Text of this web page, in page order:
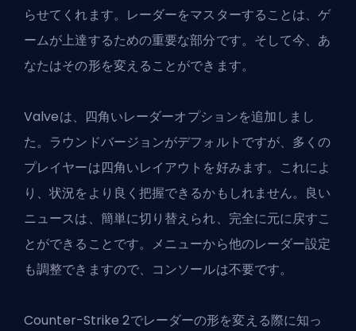
らせてくれます。レーダーをマスターすることは、ゲ
ームが上達するための重要な部分です。そして今、あ
なたはその形を変えることができます。
Valveは、四角いレーダーオプションを追加しまし
た。ラウンドバージョンがデフォルトですが、多くの
プレイヤーは四角いレイアウトを好みます。これによ
り、状況をより良く把握できるかもしれません。良い
ニュースは、簡単に切り替えられ、完全に元に戻すこ
とができることです。メニューから他のレーダー設定
も調整できますので、コンソールは不要です。
Counter-Strike 2でレーダーの形を変える際に知っ